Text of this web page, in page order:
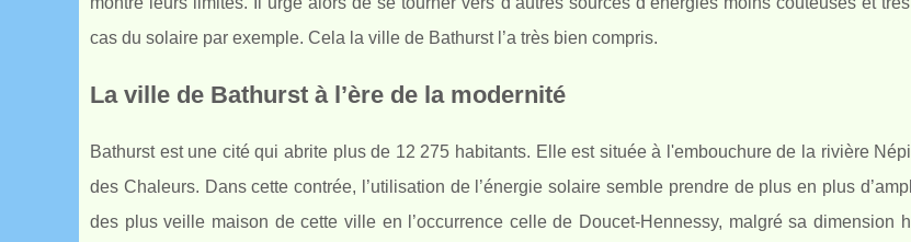
cas du solaire par exemple. Cela la ville de Bathurst l’a très bien compris.
La ville de Bathurst à l’ère de la modernité
Bathurst est une cité qui abrite plus de 12 275 habitants. Elle est située à l'embouchure de la rivière
des Chaleurs. Dans cette contrée, l’utilisation de l’énergie solaire semble prendre de plus en plus
des plus veille maison de cette ville en l’occurrence celle de Doucet-Hennessy, malgré sa dimension